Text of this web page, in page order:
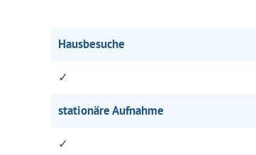
Hausbesuche
✓
stationäre Aufnahme
✓